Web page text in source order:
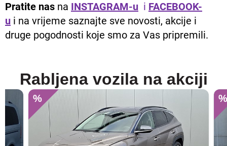
Pratite nas na INSTAGRAM-u i FACEBOOK-
u i na vrijeme saznajte sve novosti, akcije i
druge pogodnosti koje smo za Vas pripremili.
Rabljena vozila na akciji
%